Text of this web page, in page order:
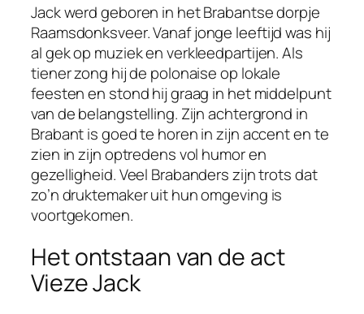
Jack werd geboren in het Brabantse dorpje
Raamsdonksveer. Vanaf jonge leeftijd was hij
al gek op muziek en verkleedpartijen. Als
tiener zong hij de polonaise op lokale
feesten en stond hij graag in het middelpunt
van de belangstelling. Zijn achtergrond in
Brabant is goed te horen in zijn accent en te
zien in zijn optredens vol humor en
gezelligheid. Veel Brabanders zijn trots dat
zo’n druktemaker uit hun omgeving is
voortgekomen.
Het ontstaan van de act
Vieze Jack